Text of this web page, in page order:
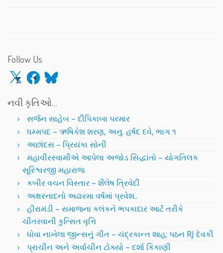
Follow Us
X Facebook
Bluesky
નવી કૃતિઓ…
સર્જન સાહેબ – દીપિકાબા પરમાર
ધમ્મપદ – ઋષિકેશ શરણ, અનુ. હર્ષદ દવે, ભાગ ૧
અછાંદસ – પ્રિયંકા સોની
મહાવીરસ્વામીએ આપેલા અજોડ સિદ્ધાંતો – યોગતિલક
સૂરિશ્વરજી મહારાજ
કબીર વચન વિસ્તાર – શૈલેષ ત્રિવેદી
અક્ષરનાદનો અઢારમા વર્ષમાં પ્રવેશ..
હીરામંડી – સમાજના કલંકને ભપકાદાર આર્ટ તરીકે
ચીતરવાની કુત્સિત વૃત્તિ
ધોવા નાખેલા જીન્સનું ગીત – ચંદ્રકાન્ત શાહ; પઠન RJ દેવકી
પ્રાચીન અને અર્વાચીન ટોક્યો – દર્શા કિકાણી